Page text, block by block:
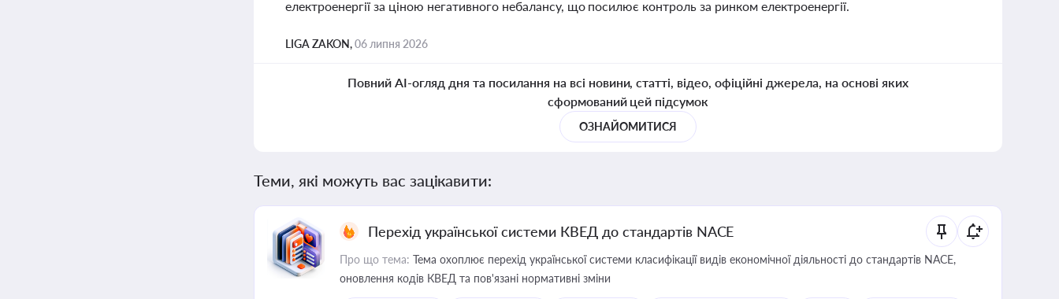
електроенергії за ціною негативного небалансу, що посилює контроль за ринком електроенергії.
LIGA ZAKON,06 липня 2026
Повний AI-огляд дня та посилання на всі новини, статті, відео, офіційні джерела, на основі яких
сформований цей підсумок
ОЗНАЙОМИТИСЯ
Теми, які можуть вас зацікавити:
Перехід української системи КВЕД до стандартів NACE
Про що тема: Тема охоплює перехід української системи класифікації видів економічної діяльності до стандартів NACE,
оновлення кодів КВЕД та пов'язані нормативні зміни